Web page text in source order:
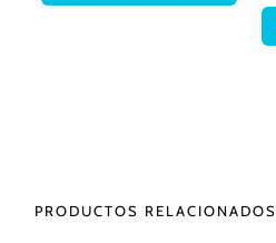
PRODUCTOS RELACIONADOS